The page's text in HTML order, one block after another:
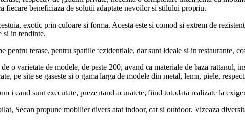
fiecare beneficiaza de solutii adaptate nevoilor si stilului propriu.
exotic prin culoare si forma. Acesta este si comod si extrem de
si in tendinte.
pentru terase, pentru spatiile rezidentiale, dar sunt ideale si in restaurante,
o varietate de modele, de peste 200, avand ca materiale de baza rattanul,
pe site se gaseste si o gama larga de modele din metal, lemn, piele,
cand sunt executate, prezentand acuratete, fiind totodata realizate la
Secan propune mobilier divers atat indoor, cat si outdoor. Vizeaza